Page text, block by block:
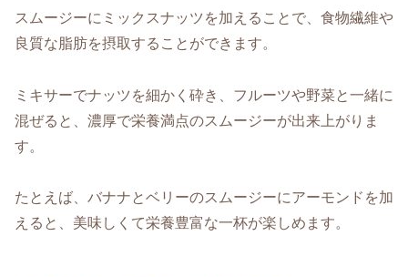
スムージーにミックスナッツを加えることで、食物繊維や
良質な脂肪を摂取することができます。
ミキサーでナッツを細かく砕き、フルーツや野菜と一緒に
混ぜると、濃厚で栄養満点のスムージーが出来上がりま
す。
たとえば、バナナとベリーのスムージーにアーモンドを加
えると、美味しくて栄養豊富な一杯が楽しめます。